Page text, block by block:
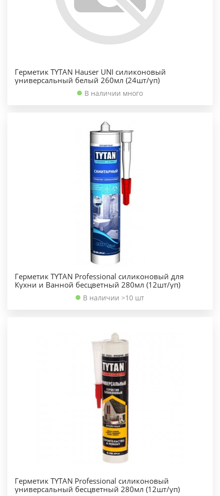
Герметик TYTAN Hauser UNI силиконовый
универсальный белый 260мл (24шт/уп)
В наличии много
Герметик TYTAN Professional силиконовый для
Кухни и Ванной бесцветный 280мл (12шт/уп)
В наличии >10 шт
Герметик TYTAN Professional силиконовый
универсальный бесцветный 280мл (12шт/уп)